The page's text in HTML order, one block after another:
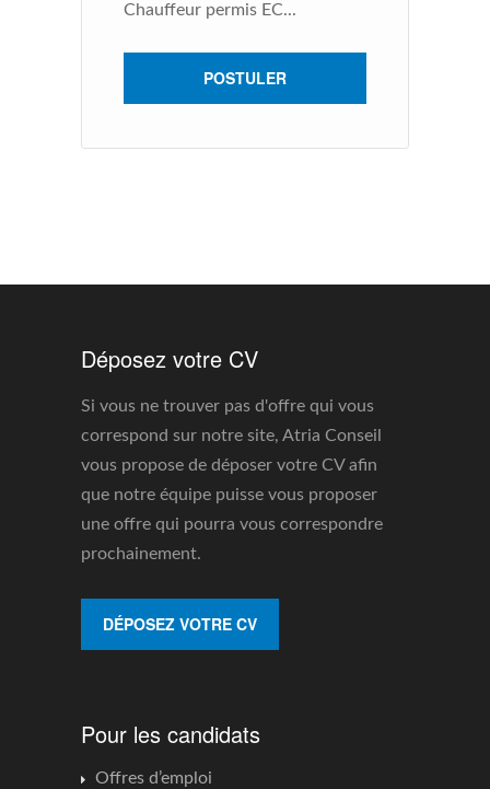
Chauffeur permis EC...
POSTULER
Déposez votre CV
Si vous ne trouver pas d'offre qui vous
correspond sur notre site, Atria Conseil
vous propose de déposer votre CV afin
que notre équipe puisse vous proposer
une offre qui pourra vous correspondre
prochainement.
DÉPOSEZ VOTRE CV
Pour les candidats
Offres d’emploi